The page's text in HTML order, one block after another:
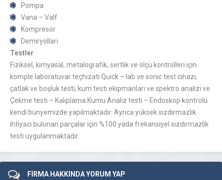
Pompa
Vana – Valf
Kompresör
Demiryolları
Testler
Fiziksel, kimyasal, metalografik, sertlik ve ölçü kontrolleri için
komple laboratuvar teçhizatı Quick – lab ve sonic test cihazı,
çatlak ve boşluk testi, kum testi ekipmanları ve spektro analizi ve
Çekme testi – Kalıplama Kumu Analiz testi – Endoskop kontrolü
kendi bünyemizde yapılmaktadır. Ayrıca yüksek sızdırmazlık
ihtiyacı bulunan parçalar için %100 yada frekansiyel sızdırmazlık
testi uygulanmaktadır.
FİRMA HAKKINDA YORUM YAP